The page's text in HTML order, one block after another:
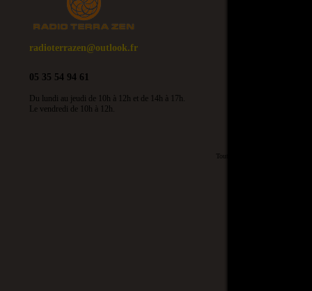
radioterrazen@outlook.fr
05 35 54 94 61
Du lundi au jeudi de 10h à 12h et de 14h à 17h.
Le vendredi de 10h à 12h.
Toute copie du site, des écrits,